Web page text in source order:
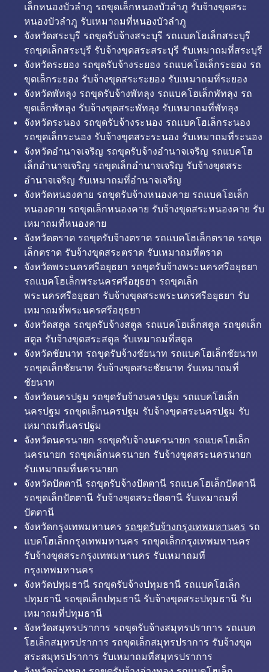
เล็กหนองบัวลำภู รถขุดเล็กหนองบัวลำภู รับจ้างขุดสระ
หนองบัวลำภู รับเหมาถมที่หนองบัวลำภู
จังหวัดสระบุรี รถขุดรับจ้างสระบุรี รถแบคโฮเล็กสระบุรี
รถขุดเล็กสระบุรี รับจ้างขุดสระสระบุรี รับเหมาถมที่สระบุรี
จังหวัดระยอง รถขุดรับจ้างระยอง รถแบคโฮเล็กระยอง รถ
ขุดเล็กระยอง รับจ้างขุดสระระยอง รับเหมาถมที่ระยอง
จังหวัดพัทลุง รถขุดรับจ้างพัทลุง รถแบคโฮเล็กพัทลุง รถ
ขุดเล็กพัทลุง รับจ้างขุดสระพัทลุง รับเหมาถมที่พัทลุง
จังหวัดระนอง รถขุดรับจ้างระนอง รถแบคโฮเล็กระนอง
รถขุดเล็กระนอง รับจ้างขุดสระระนอง รับเหมาถมที่ระนอง
จังหวัดอำนาจเจริญ รถขุดรับจ้างอำนาจเจริญ รถแบคโฮ
เล็กอำนาจเจริญ รถขุดเล็กอำนาจเจริญ รับจ้างขุดสระ
อำนาจเจริญ รับเหมาถมที่อำนาจเจริญ
จังหวัดหนองคาย รถขุดรับจ้างหนองคาย รถแบคโฮเล็ก
หนองคาย รถขุดเล็กหนองคาย รับจ้างขุดสระหนองคาย รับ
เหมาถมที่หนองคาย
จังหวัดตราด รถขุดรับจ้างตราด รถแบคโฮเล็กตราด รถขุด
เล็กตราด รับจ้างขุดสระตราด รับเหมาถมที่ตราด
จังหวัดพระนครศรีอยุธยา รถขุดรับจ้างพระนครศรีอยุธยา
รถแบคโฮเล็กพระนครศรีอยุธยา รถขุดเล็ก
พระนครศรีอยุธยา รับจ้างขุดสระพระนครศรีอยุธยา รับ
เหมาถมที่พระนครศรีอยุธยา
จังหวัดสตูล รถขุดรับจ้างสตูล รถแบคโฮเล็กสตูล รถขุดเล็ก
สตูล รับจ้างขุดสระสตูล รับเหมาถมที่สตูล
จังหวัดชัยนาท รถขุดรับจ้างชัยนาท รถแบคโฮเล็กชัยนาท
รถขุดเล็กชัยนาท รับจ้างขุดสระชัยนาท รับเหมาถมที่
ชัยนาท
จังหวัดนครปฐม รถขุดรับจ้างนครปฐม รถแบคโฮเล็ก
นครปฐม รถขุดเล็กนครปฐม รับจ้างขุดสระนครปฐม รับ
เหมาถมที่นครปฐม
จังหวัดนครนายก รถขุดรับจ้างนครนายก รถแบคโฮเล็ก
นครนายก รถขุดเล็กนครนายก รับจ้างขุดสระนครนายก
รับเหมาถมที่นครนายก
จังหวัดปัตตานี รถขุดรับจ้างปัตตานี รถแบคโฮเล็กปัตตานี
รถขุดเล็กปัตตานี รับจ้างขุดสระปัตตานี รับเหมาถมที่
ปัตตานี
จังหวัดกรุงเทพมหานคร รถขุดรับจ้างกรุงเทพมหานคร รถ
แบคโฮเล็กกรุงเทพมหานคร รถขุดเล็กกรุงเทพมหานคร
รับจ้างขุดสระกรุงเทพมหานคร รับเหมาถมที่
กรุงเทพมหานคร
จังหวัดปทุมธานี รถขุดรับจ้างปทุมธานี รถแบคโฮเล็ก
ปทุมธานี รถขุดเล็กปทุมธานี รับจ้างขุดสระปทุมธานี รับ
เหมาถมที่ปทุมธานี
จังหวัดสมุทรปราการ รถขุดรับจ้างสมุทรปราการ รถแบค
โฮเล็กสมุทรปราการ รถขุดเล็กสมุทรปราการ รับจ้างขุด
สระสมุทรปราการ รับเหมาถมที่สมุทรปราการ